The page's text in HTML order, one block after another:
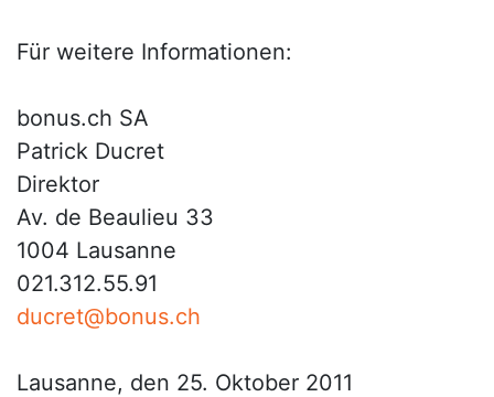
Für weitere Informationen:
bonus.ch SA
Patrick Ducret
Direktor
Av. de Beaulieu 33
1004 Lausanne
021.312.55.91
ducret@bonus.ch
Lausanne, den 25. Oktober 2011